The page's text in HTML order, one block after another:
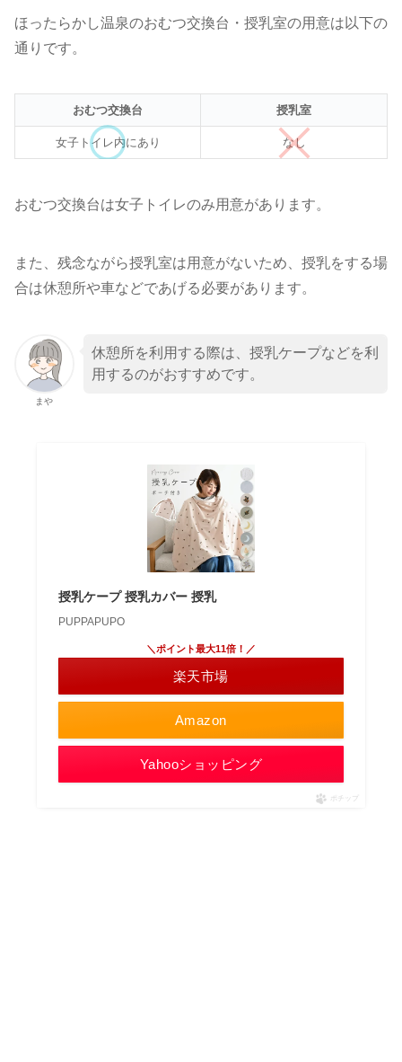
ほったらかし温泉のおむつ交換台・授乳室の用意は以下の
通りです。
おむつ交換台 授乳室
女子トイレ内にあり なし
おむつ交換台は女子トイレのみ用意があります。
また、残念ながら授乳室は用意がないため、授乳をする場
合は休憩所や車などであげる必要があります。
まや
休憩所を利用する際は、授乳ケープなどを利
用するのがおすすめです。
授乳ケープ 授乳カバー 授乳
PUPPAPUPO
Amazon
＼ポイント最大11倍！／
楽天市場
Yahooショッピング
ポチップ